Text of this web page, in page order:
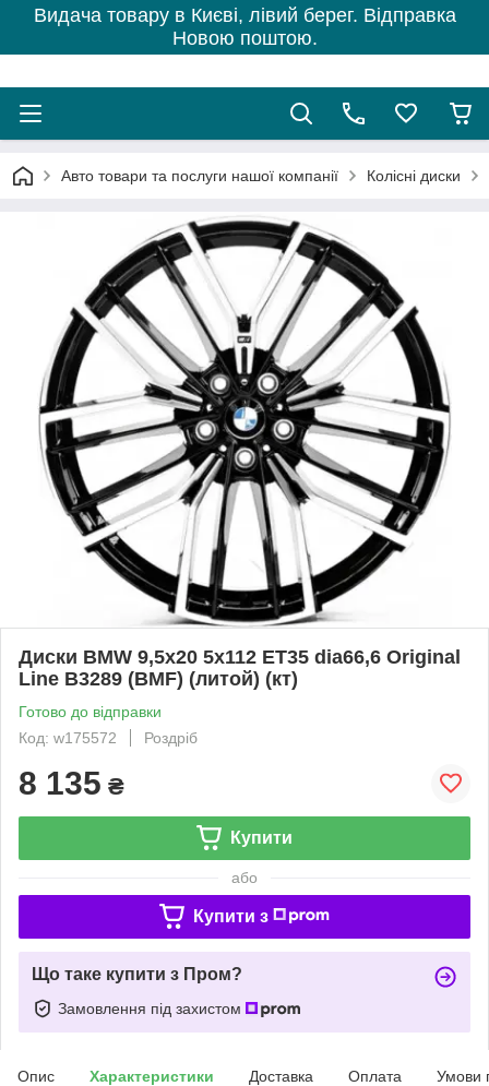
Видача товару в Києві, лівий берег. Відправка
Новою поштою.
Авто товари та послуги нашої компанії Колісні диски
Диски BMW 9,5x20 5x112 ET35 dia66,6 Original
Line B3289 (BMF) (литой) (кт)
Готово до відправки
Код: w175572
Роздріб
8 135 ₴
Купити
або
Купити з
Що таке купити з Пром?
Замовлення під захистом
Опис Характеристики Доставка Оплата Умови